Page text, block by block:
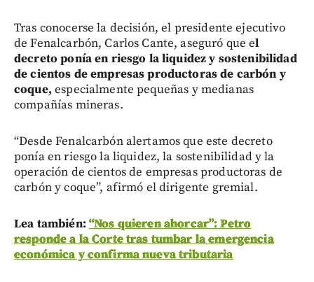
Tras conocerse la decisión, el presidente ejecutivo
de Fenalcarbón, Carlos Cante, aseguró que el
decreto ponía en riesgo la liquidez y sostenibilidad
de cientos de empresas productoras de carbón y
coque, especialmente pequeñas y medianas
compañías mineras.
“Desde Fenalcarbón alertamos que este decreto
ponía en riesgo la liquidez, la sostenibilidad y la
operación de cientos de empresas productoras de
carbón y coque”, afirmó el dirigente gremial.
Lea también: “Nos quieren ahorcar”: Petro
responde a la Corte tras tumbar la emergencia
económica y confirma nueva tributaria